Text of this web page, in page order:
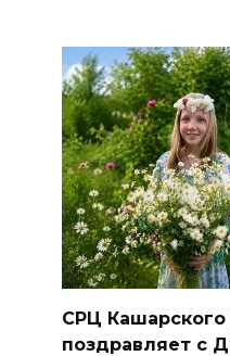
СРЦ Кашарского
поздравляет с